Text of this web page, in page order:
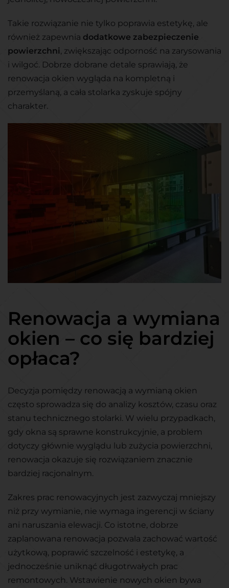
Takie rozwiązanie nie tylko poprawia estetykę, ale
również zapewnia dodatkowe zabezpieczenie
powierzchni , zwiększając odporność na zarysowania
i wilgoć. Dobrze dobrane detale sprawiają, że
renowacja okien wygląda na kompletną i
przemyślaną, a cała stolarka zyskuje spójny
charakter.
Renowacja a wymiana
okien – co się bardziej
opłaca?
Decyzja pomiędzy renowacją a wymianą okien
często sprowadza się do analizy kosztów, czasu oraz
stanu technicznego stolarki. W wielu przypadkach,
gdy okna są sprawne konstrukcyjnie, a problem
dotyczy głównie wyglądu lub zużycia powierzchni,
renowacja okazuje się rozwiązaniem znacznie
bardziej racjonalnym.
Zakres prac renowacyjnych jest zazwyczaj mniejszy
niż przy wymianie, nie wymaga ingerencji w ściany
ani naruszania elewacji. Co istotne, dobrze
zaplanowana renowacja pozwala zachować wartość
użytkową, poprawić szczelność i estetykę, a
jednocześnie uniknąć długotrwałych prac
remontowych. Wstawienie nowych okien bywa